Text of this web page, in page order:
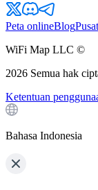
Peta onlineBlog
WiFi Map LLC ©
2026 Semua hak
Ketentuan
Bahasa Indonesia